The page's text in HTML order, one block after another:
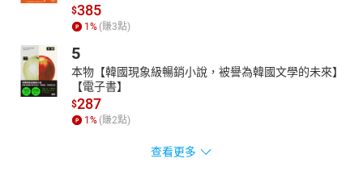
$385
1 % (賺3點)
5
本物【韓國現象級暢銷小說，被譽為韓國文學的未來】
【電子書】
$287
1 % (賺2點)
查看更多